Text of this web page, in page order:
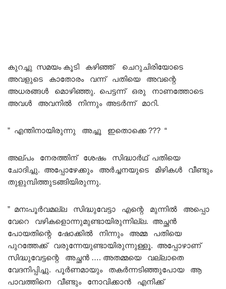
കുറച്ചു സമയം കൂടി കഴിഞ്ഞ് ചെറുചിരിയോടെ
അവളുടെ കാതോരം വന്ന് പതിയെ അവന്റെ
അധരങ്ങൾ മൊഴിഞ്ഞു. പെട്ടന്ന് ഒരു നാണത്തോടെ
അവൾ അവനിൽ നിന്നും അടർന്ന് മാറി.
” എന്തിനായിരുന്നു അച്ചൂ ഇതൊക്കെ ??? “
അല്പം നേരത്തിന് ശേഷം സിദ്ധാർഥ് പതിയെ
ചോദിച്ചു. അപ്പോഴേക്കും അർച്ചനയുടെ മിഴികൾ വീണ്ടും
തുളുമ്പിത്തുടങ്ങിയിരുന്നു.
” മനഃപൂർവമല്ല സിദ്ധുവേട്ടാ എന്റെ മുന്നിൽ അപ്പൊ
വേറെ വഴികളൊന്നുമുണ്ടായിരുന്നില്ല. അച്ഛൻ
പോയതിന്റെ ഷോക്കിൽ നിന്നും അമ്മ പതിയെ
പുറത്തേക്ക് വരുന്നേയുണ്ടായിരുന്നുള്ളൂ. അപ്പോഴാണ്
സിദ്ധുവേട്ടന്റെ അച്ഛൻ …. അതമ്മയെ വല്ലാതെ
വേദനിപ്പിച്ചു. പൂർണമായും തകർന്നടിഞ്ഞുപോയ ആ
പാവത്തിനെ വീണ്ടും നോവിക്കാൻ എനിക്ക്